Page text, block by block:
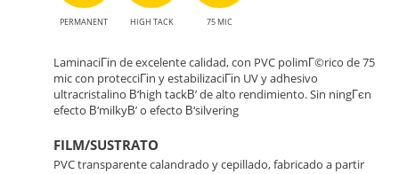
PERMANENT HIGH TACK 75 MIC
LaminaciГіn de excelente calidad, con PVC polimГ©rico de 75
mic con protecciГіn y estabilizaciГіn UV y adhesivo
ultracristalino В‘high tackВ’ de alto rendimiento. Sin ningГєn
efecto В‘milkyВ’ o efecto В‘silvering
FILM/SUSTRATO
PVC transparente calandrado y cepillado, fabricado a partir